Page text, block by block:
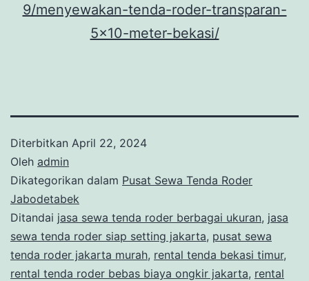
9/menyewakan-tenda-roder-transparan-
5×10-meter-bekasi/
Diterbitkan April 22, 2024
Oleh admin
Dikategorikan dalam Pusat Sewa Tenda Roder
Jabodetabek
Ditandai jasa sewa tenda roder berbagai ukuran, jasa
sewa tenda roder siap setting jakarta, pusat sewa
tenda roder jakarta murah, rental tenda bekasi timur,
rental tenda roder bebas biaya ongkir jakarta, rental